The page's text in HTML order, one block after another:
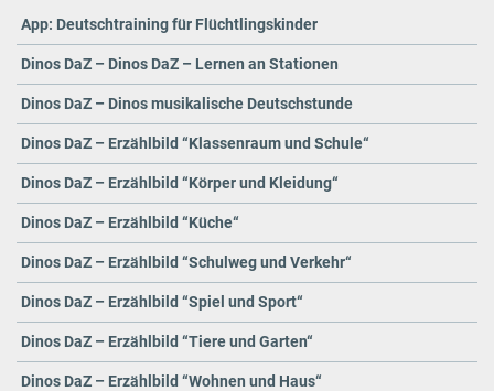
App: Deutschtraining für Flüchtlingskinder
Dinos DaZ – Dinos DaZ – Lernen an Stationen
Dinos DaZ – Dinos musikalische Deutschstunde
Dinos DaZ – Erzählbild “Klassenraum und Schule“
Dinos DaZ – Erzählbild “Körper und Kleidung“
Dinos DaZ – Erzählbild “Küche“
Dinos DaZ – Erzählbild “Schulweg und Verkehr“
Dinos DaZ – Erzählbild “Spiel und Sport“
Dinos DaZ – Erzählbild “Tiere und Garten“
Dinos DaZ – Erzählbild “Wohnen und Haus“